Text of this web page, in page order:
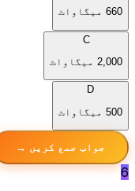
660 میگاواٹ
C
2,000 میگاواٹ
D
500 میگاواٹ
جواب جمع کریں →
6